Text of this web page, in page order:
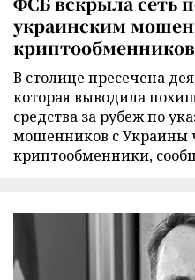
украинским
криптообменников
В столице пресечена
которая выводила
средства за рубеж по
мошенников с Украины
криптообменники,